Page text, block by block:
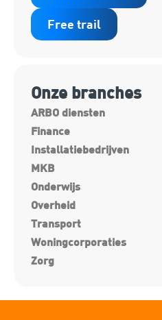
Free trail
Onze branches
ARBO diensten
Finance
Installatiebedrijven
MKB
Onderwijs
Overheid
Transport
Woningcorporaties
Zorg